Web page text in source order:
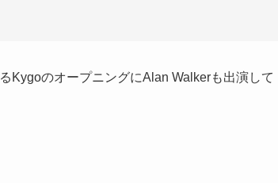
KygoのオープニングにAlan Walkerも出演して